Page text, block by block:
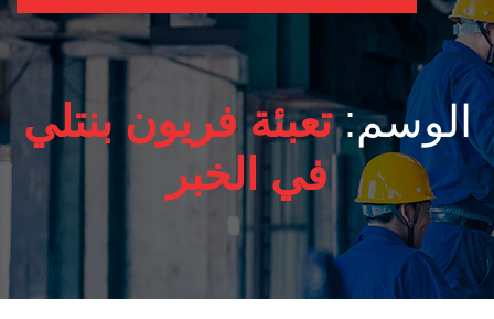
الوسم:تعبئة فريون بنتلي
في الخبر